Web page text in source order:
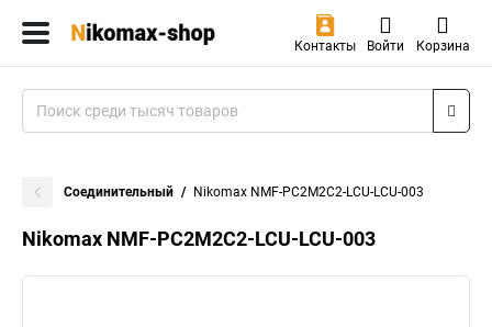
Контакты Войти Корзина
Соединительный Nikomax NMF-PC2M2C2-LCU-LCU-003
Nikomax NMF-PC2M2C2-LCU-LCU-003